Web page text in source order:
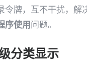
令牌，互不干扰，解
序使用 问题。
分类显示